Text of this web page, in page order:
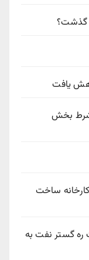
گذشت؟
شرط بخش
ساخت
ره‌ گستر نفت به